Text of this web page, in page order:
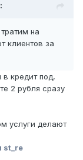
на
клиентов за
в кредит под,
2 рубля сразу
услуги делают
st_re